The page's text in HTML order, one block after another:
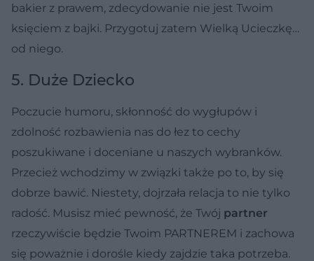
bakier z prawem, zdecydowanie nie jest Twoim
księciem z bajki. Przygotuj zatem Wielką Ucieczkę…
od niego.
5. Duże Dziecko
Poczucie humoru, skłonność do wygłupów i
zdolność rozbawienia nas do łez to cechy
poszukiwane i doceniane u naszych wybranków.
Przecież wchodzimy w związki także po to, by się
dobrze bawić. Niestety, dojrzała relacja to nie tylko
radość. Musisz mieć pewność, że Twój partner
rzeczywiście będzie Twoim PARTNEREM i zachowa
się poważnie i dorośle kiedy zajdzie taka potrzeba.